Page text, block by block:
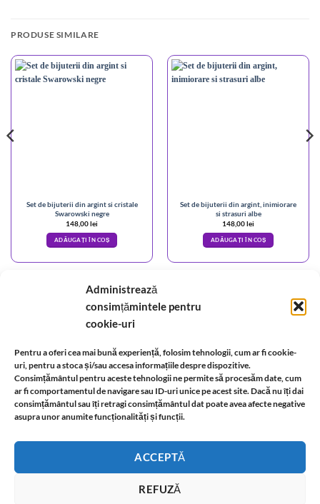
Administrează
consimțămintele pentru
cookie-uri
Pentru a oferi cea mai bună experiență, folosim tehnologii, cum ar fi cookie-
uri, pentru a stoca și/sau accesa informațiile despre dispozitive.
Consimțământul pentru aceste tehnologii ne permite să procesăm date, cum
ar fi comportamentul de navigare sau ID-uri unice pe acest site. Dacă nu îți dai
consimțământul sau îți retragi consimțământul dat poate avea afecte negative
asupra unor anumite funcționalități și funcții.
ACCEPTĂ
REFUZĂ
PRODUSE SIMILARE
Set de bijuterii din argint si cristale
Swarowski negre
148,00lei
ADĂUGAȚI ÎN COȘ
Set de bijuterii din argint, inimiorare
si strasuri albe
148,00lei
ADĂUGAȚI ÎN COȘ
Despre cookie-uri Reclamații și retur
Livrare si plata-Politica de rezolvare a reclamatiilor-Reciclare -